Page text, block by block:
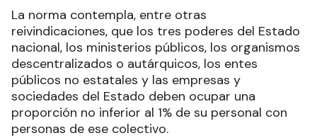
La norma contempla, entre otras
reivindicaciones, que los tres poderes del Estado
nacional, los ministerios públicos, los organismos
descentralizados o autárquicos, los entes
públicos no estatales y las empresas y
sociedades del Estado deben ocupar una
proporción no inferior al 1% de su personal con
personas de ese colectivo.